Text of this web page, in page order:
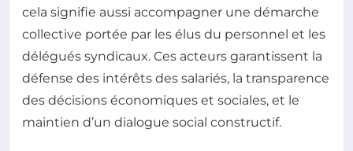
cela signifie aussi accompagner une démarche
collective portée par les élus du personnel et les
délégués syndicaux. Ces acteurs garantissent la
défense des intérêts des salariés, la transparence
des décisions économiques et sociales, et le
maintien d’un dialogue social constructif.